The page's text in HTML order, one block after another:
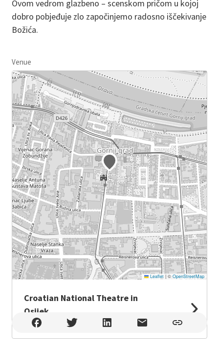
Ovom vedrom glazbeno – scenskom pričom u kojoj
dobro pobjeđuje zlo započinjemo radosno iščekivanje
Božića.
Venue
Leaflet |© OpenStreetMap
Croatian National Theatre in
Osijek
Croatian National Theatre in Osijek , Osijek